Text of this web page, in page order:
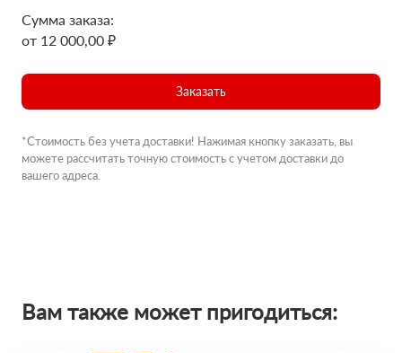
Сумма заказа:
от 12 000,00 ₽
Заказать
*Стоимость без учета доставки! Нажимая кнопку заказать, вы
можете рассчитать точную стоимость с учетом доставки до
вашего адреса.
Вам также может пригодиться: